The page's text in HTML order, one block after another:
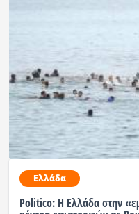
Ελλάδα
Politico: Η Ελλάδα στην